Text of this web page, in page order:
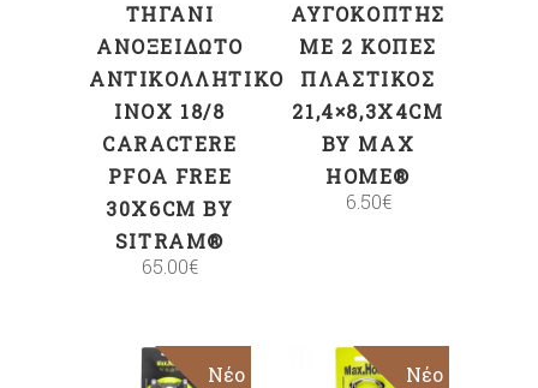
ΤΗΓΆΝΙ
ΑΝΟΞΕΊΔΩΤΟ
ΑΝΤΙΚΟΛΛΗΤΙΚΌ
INOX 18/8
CARACTERE
PFOA FREE
30X6CM BY
SITRAM®
65.00€
ΑΥΓΟΚΌΠΤΗΣ
ΜΕ 2 ΚΟΠΈΣ
ΠΛΑΣΤΙΚΌΣ
21,4×8,3X4CM
BY MAX
HOME®
6.50€
Νέο Νέο